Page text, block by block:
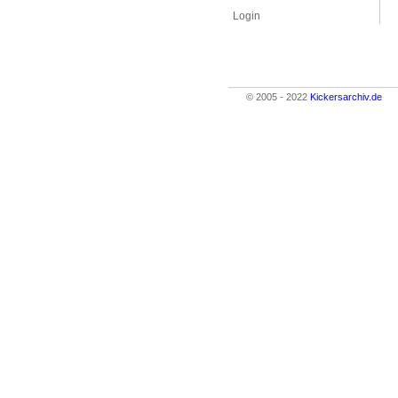
Login
© 2005 - 2022 Kickersarchiv.de